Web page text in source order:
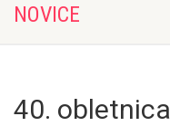
NOVICE
40.